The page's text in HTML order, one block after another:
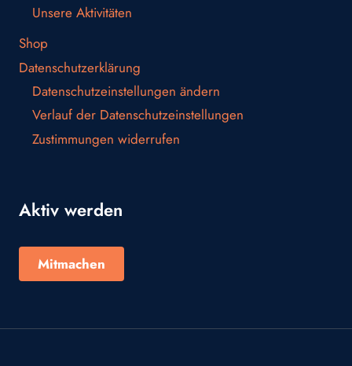
Unsere Aktivitäten
Shop
Datenschutzerklärung
Datenschutzeinstellungen ändern
Verlauf der Datenschutzeinstellungen
Zustimmungen widerrufen
Aktiv werden
Mitmachen